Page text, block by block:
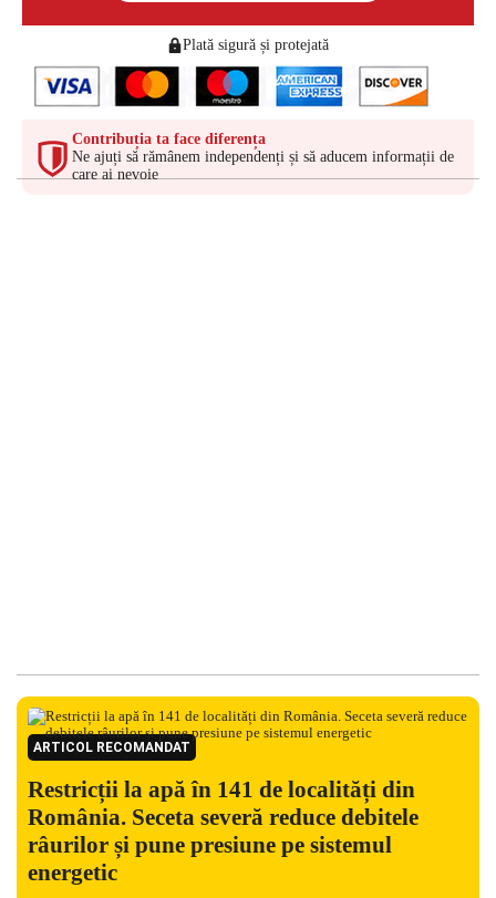
Plată sigură și protejată
Contribuția ta face diferența
Ne ajuți să rămânem independenți și să aducem informații de
care ai nevoie
ARTICOL RECOMANDAT
Restricții la apă în 141 de localități din
România. Seceta severă reduce debitele
râurilor și pune presiune pe sistemul
energetic